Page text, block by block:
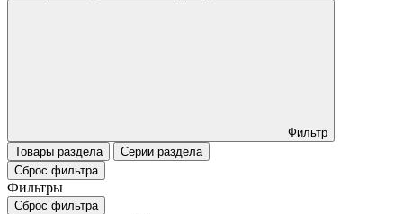
Фильтр
Товары раздела
Серии раздела
Сброс фильтра
Фильтры
Сброс фильтра